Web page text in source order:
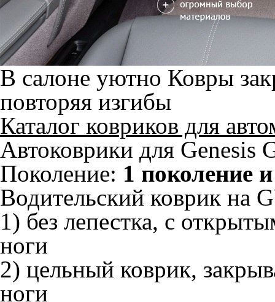
В салоне уютно Ковры
повторяя изгибы
Каталог ковриков для
Автоковрики для Genesis
Поколение: 1 поколение
Водительский коврик на
1) без лепестка, с
ноги
2) цельный коврик,
ноги